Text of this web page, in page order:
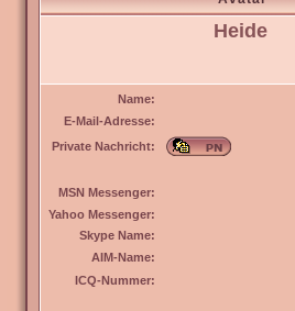
Heide
Name:
E-Mail-Adresse:
Private Nachricht:
MSN Messenger:
Yahoo Messenger:
Skype Name:
AIM-Name:
ICQ-Nummer: